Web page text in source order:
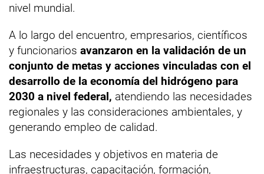
nivel mundial.
A lo largo del encuentro, empresarios, científicos
y funcionarios avanzaron en la validación de un
conjunto de metas y acciones vinculadas con el
desarrollo de la economía del hidrógeno para
2030 a nivel federal, atendiendo las necesidades
regionales y las consideraciones ambientales, y
generando empleo de calidad.
Las necesidades y objetivos en materia de
infraestructuras, capacitación, formación,